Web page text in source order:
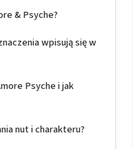
& Psyche?
wpisują się w
Psyche i jak
nut i charakteru?